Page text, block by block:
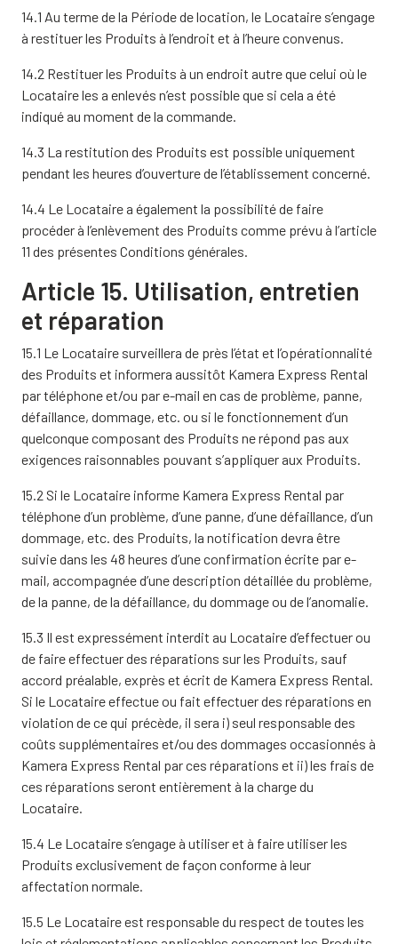
14.1 Au terme de la Période de location, le Locataire s’engage
à restituer les Produits à l’endroit et à l’heure convenus.
14.2 Restituer les Produits à un endroit autre que celui où le
Locataire les a enlevés n’est possible que si cela a été
indiqué au moment de la commande.
14.3 La restitution des Produits est possible uniquement
pendant les heures d’ouverture de l’établissement concerné.
14.4 Le Locataire a également la possibilité de faire
procéder à l’enlèvement des Produits comme prévu à l’article
11 des présentes Conditions générales.
Article 15. Utilisation, entretien
et réparation
15.1 Le Locataire surveillera de près l’état et l’opérationnalité
des Produits et informera aussitôt Kamera Express Rental
par téléphone et/ou par e-mail en cas de problème, panne,
défaillance, dommage, etc. ou si le fonctionnement d’un
quelconque composant des Produits ne répond pas aux
exigences raisonnables pouvant s’appliquer aux Produits.
15.2 Si le Locataire informe Kamera Express Rental par
téléphone d’un problème, d’une panne, d’une défaillance, d’un
dommage, etc. des Produits, la notification devra être
suivie dans les 48 heures d’une confirmation écrite par e-
mail, accompagnée d’une description détaillée du problème,
de la panne, de la défaillance, du dommage ou de l’anomalie.
15.3 Il est expressément interdit au Locataire d’effectuer ou
de faire effectuer des réparations sur les Produits, sauf
accord préalable, exprès et écrit de Kamera Express Rental.
Si le Locataire effectue ou fait effectuer des réparations en
violation de ce qui précède, il sera i) seul responsable des
coûts supplémentaires et/ou des dommages occasionnés à
Kamera Express Rental par ces réparations et ii) les frais de
ces réparations seront entièrement à la charge du
Locataire.
15.4 Le Locataire s’engage à utiliser et à faire utiliser les
Produits exclusivement de façon conforme à leur
affectation normale.
15.5 Le Locataire est responsable du respect de toutes les